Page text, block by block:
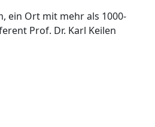
ein Ort mit mehr als 1000-
Prof. Dr. Karl Keilen